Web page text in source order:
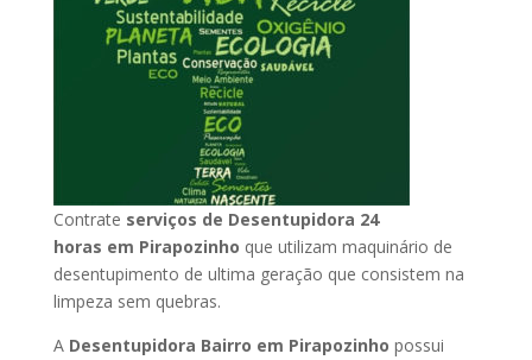
Contrate serviços de Desentupidora 24
horas em Pirapozinho que utilizam maquinário de
desentupimento de ultima geração que consistem na
limpeza sem quebras.
A Desentupidora Bairro em Pirapozinho possui